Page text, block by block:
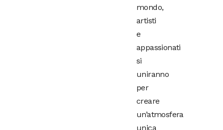
mondo,
artisti
e
appassionati
si
uniranno
per
creare
un’atmosfera
unica